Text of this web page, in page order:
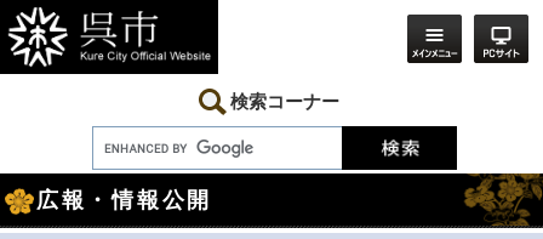
ー
ジ
の
ニ
ュ
ー
て
本
文
検索コーナー
文
広報・情報公開